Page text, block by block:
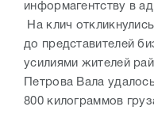
информагентству в
На клич
до представителей
усилиями жителей
Петрова Вала
800 килограммов